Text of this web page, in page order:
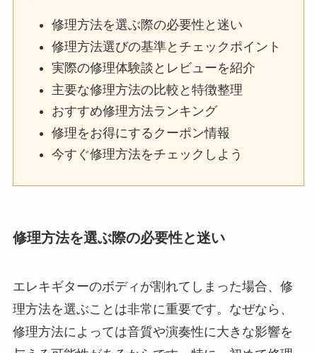
修理方法を選ぶ際の必要性と迷い
修理方法選びの基準とチェックポイント
実際の修理体験談とレビューを紹介
主要な修理方法の比較と特徴整理
おすすめ修理方法ランキング
修理をお得にするクーポン情報
今すぐ修理方法をチェックしよう
修理方法を選ぶ際の必要性と迷い
エレキギターのボディが割れてしまった場合、修
理方法を選ぶことは非常に重要です。なぜなら、
修理方法によっては音質や演奏性に大きな影響を